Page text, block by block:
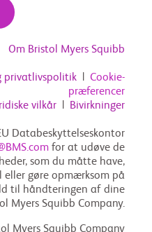
Om Bristol Myers Squibb
privatlivspolitik | Cookie-
præferencer
vilkår | Bivirkninger
Databeskyttelseskontor
for at udøve de
som du måtte have,
eller gøre opmærksom på
til håndteringen af dine
Myers Squibb Company.
Myers Squibb Company